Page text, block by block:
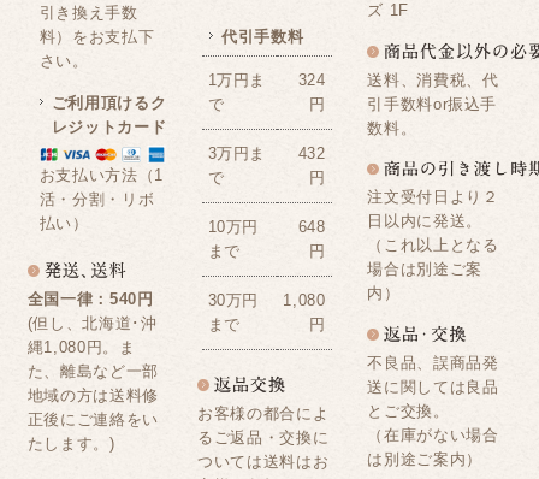
引き換え手数
料）をお支払下
さい。
ご利用頂けるク
レジットカード
お支払い方法（1
活・分割・リボ
払い）
全国一律：540円
(但し、北海道･沖
縄1,080円。ま
た、離島など一部
地域の方は送料修
正後にご連絡をい
たします。)
代引手数料
1万円ま
で
324
円
3万円ま
で
432
円
10万円
まで
648
円
30万円
まで
1,080
円
お客様の都合によ
るご返品・交換に
ついては送料はお
ズ 1F
送料、消費税、代
引手数料or振込手
数料。
注文受付日より２
日以内に発送。
（これ以上となる
場合は別途ご案
内）
不良品、誤商品発
送に関しては良品
とご交換。
（在庫がない場合
は別途ご案内）